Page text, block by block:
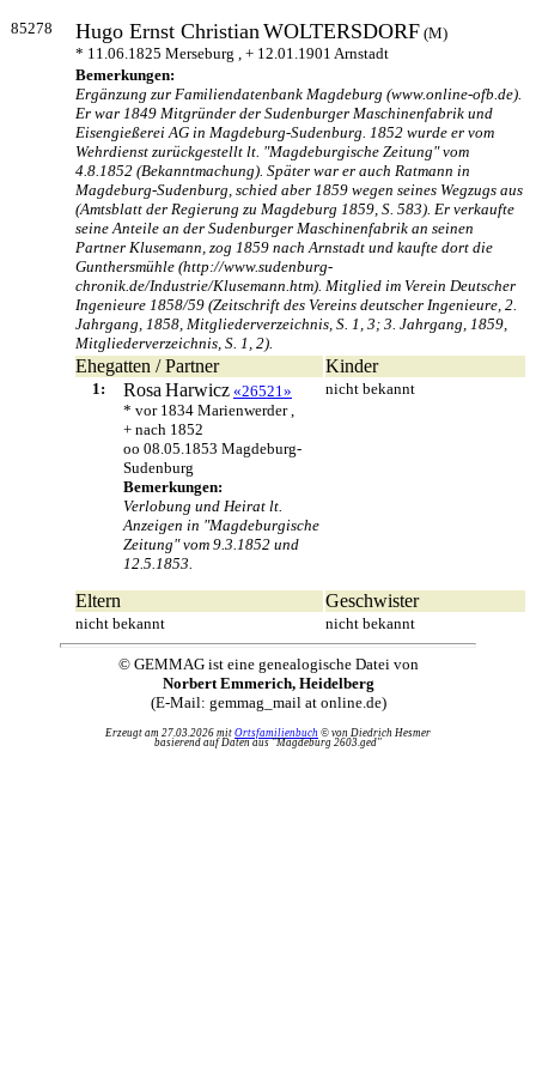
85278 Hugo Ernst ChristianWOLTERSDORF (M)
* 11.06.1825 Merseburg , + 12.01.1901 Arnstadt
Bemerkungen:
Ergänzung zur Familiendatenbank Magdeburg (www.online-ofb.de).
Er war 1849 Mitgründer der Sudenburger Maschinenfabrik und
Eisengießerei AG in Magdeburg-Sudenburg. 1852 wurde er vom
Wehrdienst zurückgestellt lt. "Magdeburgische Zeitung" vom
4.8.1852 (Bekanntmachung). Später war er auch Ratmann in
Magdeburg-Sudenburg, schied aber 1859 wegen seines Wegzugs aus
(Amtsblatt der Regierung zu Magdeburg 1859, S. 583). Er verkaufte
seine Anteile an der Sudenburger Maschinenfabrik an seinen
Partner Klusemann, zog 1859 nach Arnstadt und kaufte dort die
Gunthersmühle (http://www.sudenburg-
chronik.de/Industrie/Klusemann.htm). Mitglied im Verein Deutscher
Ingenieure 1858/59 (Zeitschrift des Vereins deutscher Ingenieure, 2.
Jahrgang, 1858, Mitgliederverzeichnis, S. 1, 3; 3. Jahrgang, 1859,
Mitgliederverzeichnis, S. 1, 2).
Ehegatten / Partner Kinder
1: Rosa Harwicz «26521»
* vor 1834 Marienwerder ,
+ nach 1852
oo 08.05.1853 Magdeburg-
Sudenburg
Bemerkungen:
Verlobung und Heirat lt.
Anzeigen in "Magdeburgische
Zeitung" vom 9.3.1852 und
12.5.1853.
nicht bekannt
Eltern Geschwister
nicht bekannt nicht bekannt
© GEMMAG ist eine genealogische Datei von
Norbert Emmerich, Heidelberg
(E-Mail: gemmag_mail at online.de)
Erzeugt am 27.03.2026 mit Ortsfamilienbuch © von Diedrich Hesmer
basierend auf Daten aus "Magdeburg 2603.ged"